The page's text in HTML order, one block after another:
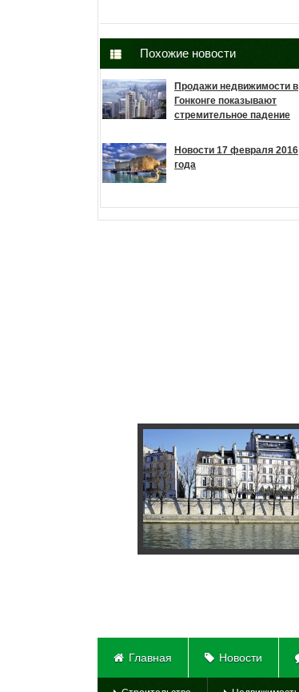
Похожие новости
Продажи недвижимости в
Гонконге показывают
стремительное падение
Новости 17 февраля 2016
года
Главная Новости